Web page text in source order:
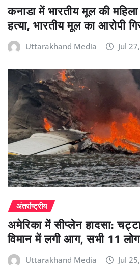
कनाडा में भारतीय मूल की
हत्या, भारतीय मूल का आरोपी
Uttarakhand Media Jul
अंतर्राष्ट्रीय
अमेरिका में सीप्लेन हादसा:
विमान में लगी आग, सभी 11
Uttarakhand Media Jul